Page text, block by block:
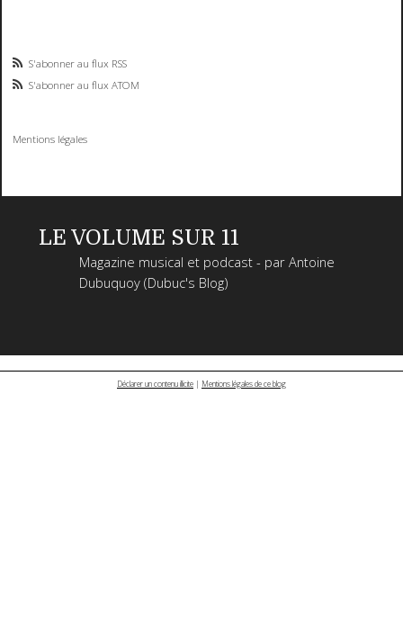
S'abonner au flux RSS
S'abonner au flux ATOM
Mentions légales
LE VOLUME SUR 11
Magazine musical et podcast - par Antoine
Dubuquoy (Dubuc's Blog)
Déclarer un contenu illicite | Mentions légales de ce blog